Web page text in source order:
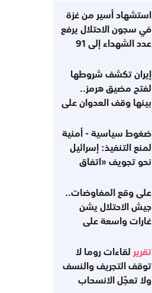
استشهاد أسير من غزة
في سجون الاحتلال يرفع
عدد الشهداء إلى 91
إيران تكشف شروطها
لفتح مضيق هرمز..
بينها وقف العدوان على
ضغوط سياسية - أمنية
لمنع التنفيذ: إسرائيل
نحو تجويف «اتفاق
على وقع المفاوضات..
جيش الاحتلال يشن
غارات واسعة على
تقرير لقاءات روما لا
توقف التجريف والنسف
ولا تعجّل الانسحاب